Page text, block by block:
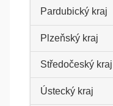
Pardubický kraj
Plzeňský kraj
Středočeský kraj
Ústecký kraj